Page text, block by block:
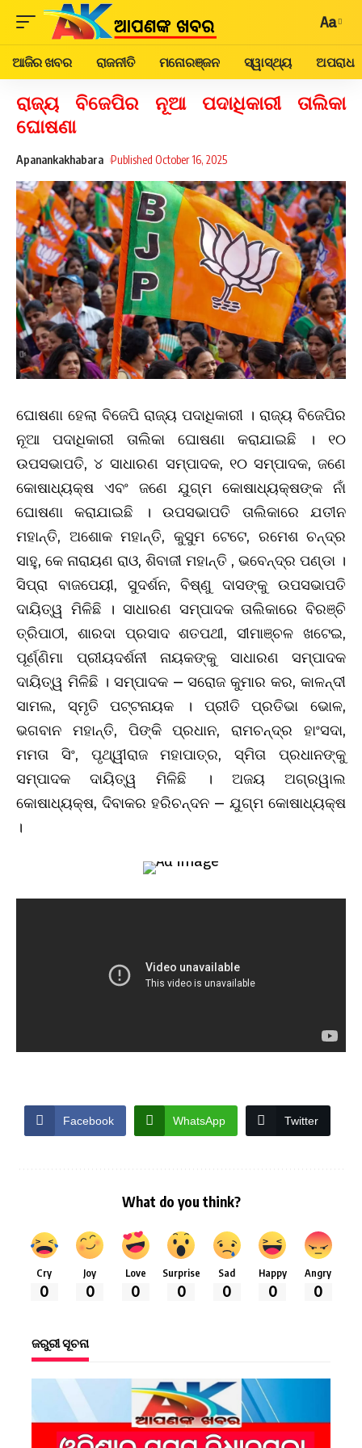
Aa
ଆଜିର ଖବର ରାଜନୀତି ମନୋରଞ୍ଜନ ସ୍ୱାସ୍ଥ୍ୟ ଅପରାଧ
ରାଜ୍ୟ ବିଜେପିର ନୂଆ ପଦାଧିକାରୀ ତାଲିକା
ଘୋଷଣା
Apanankakhabara Published October 16, 2025
ଘୋଷଣା ହେଲା ବିଜେପି ରାଜ୍ୟ ପଦାଧିକାରୀ । ରାଜ୍ୟ ବିଜେପିର
ନୂଆ ପଦାଧିକାରୀ ତାଲିକା ଘୋଷଣା କରାଯାଇଛି । ୧୦
ଉପସଭାପତି, ୪ ସାଧାରଣ ସମ୍ପାଦକ, ୧୦ ସମ୍ପାଦକ, ଜଣେ
କୋଷାଧ୍ୟକ୍ଷ ଏବଂ ଜଣେ ଯୁଗ୍ମ କୋଷାଧ୍ୟକ୍ଷଙ୍କ ନାଁ
ଘୋଷଣା କରାଯାଇଛି । ଉପସଭାପତି ତାଲିକାରେ ଯତୀନ
ମହାନ୍ତି, ଅଶୋକ ମହାନ୍ତି, କୁସୁମ ଟେଟେ, ରମେଶ ଚନ୍ଦ୍ର
ସାହୁ, କେ ନାରାୟଣ ରାଓ, ଶିବାଜୀ ମହାନ୍ତି , ଭବେନ୍ଦ୍ର ପଣ୍ଡା ।
ସିପ୍ରା ବାଜପେୟୀ, ସୁଦର୍ଶନ, ବିଷ୍ଣୁ ଦାସଙ୍କୁ ଉପସଭାପତି
ଦାୟିତ୍ୱ ମିଳିଛି । ସାଧାରଣ ସମ୍ପାଦକ ତାଲିକାରେ ବିରଞ୍ଚି
ତ୍ରିପାଠୀ, ଶାରଦା ପ୍ରସାଦ ଶତପଥୀ, ସୀମାଞ୍ଚଳ ଖଟେଇ,
ପୂର୍ଣ୍ଣିମା ପ୍ରୀୟଦର୍ଶନୀ ନାୟକଙ୍କୁ ସାଧାରଣ ସମ୍ପାଦକ
ଦାୟିତ୍ୱ ମିଳିଛି । ସମ୍ପାଦକ – ସରୋଜ କୁମାର କର, କାଳନ୍ଦୀ
ସାମଲ, ସ୍ମୃତି ପଟ୍ଟନାୟକ । ପ୍ରୀତି ପ୍ରତିଭା ଭୋଳ,
ଭଗବାନ ମହାନ୍ତି, ପିଙ୍କି ପ୍ରଧାନ, ରାମଚନ୍ଦ୍ର ହାଂସଦା,
ମମତା ସିଂ, ପୃଥ୍ୱୀରାଜ ମହାପାତ୍ର, ସ୍ମିତା ପ୍ରଧାନଙ୍କୁ
ସମ୍ପାଦକ ଦାୟିତ୍ୱ ମିଳିଛି । ଅଜୟ ଅଗ୍ରୱାଲ
କୋଷାଧ୍ୟକ୍ଷ, ଦିବାକର ହରିଚନ୍ଦନ – ଯୁଗ୍ମ କୋଷାଧ୍ୟକ୍ଷ
।
Facebook WhatsApp Twitter
What do you think?
Cry
0
Joy
0
Love
0
Surprise
0
Sad
0
Happy
0
Angry
0
ଜରୁରୀ ସୂଚନା